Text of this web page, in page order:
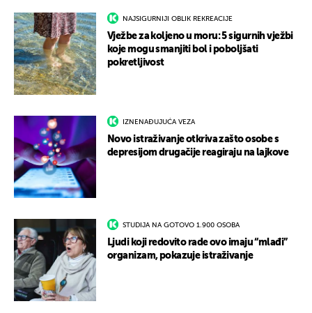
NAJSIGURNIJI OBLIK REKREACIJE
Vježbe za koljeno u moru: 5 sigurnih vježbi
koje mogu smanjiti bol i poboljšati
pokretljivost
IZNENAĐUJUĆA VEZA
Novo istraživanje otkriva zašto osobe s
depresijom drugačije reagiraju na lajkove
STUDIJA NA GOTOVO 1.900 OSOBA
Ljudi koji redovito rade ovo imaju “mlađi”
organizam, pokazuje istraživanje